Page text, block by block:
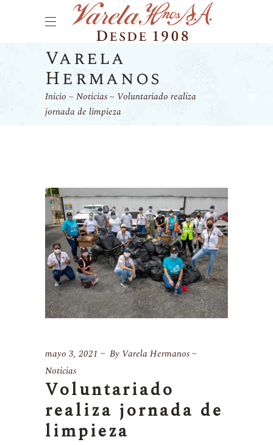
Varela
Hermanos
Inicio Noticias
Voluntariado realiza
jornada de limpieza
mayo 3, 2021 By Varela Hermanos
Noticias
Voluntariado
realiza jornada de
limpieza